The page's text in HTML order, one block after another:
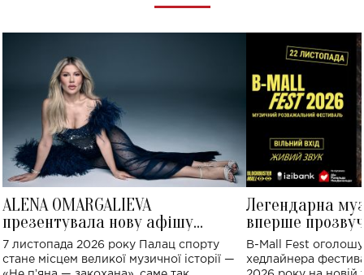
ALENA OMARGALIEVA
презентувала нову афішу
великого концерту в Палаці
спорту
7 листопада 2026 року Палац спорту
стане місцем великої музичної історії —
Легендарна
вперше
Україні: де
B-Mall Fest
хедлайнера